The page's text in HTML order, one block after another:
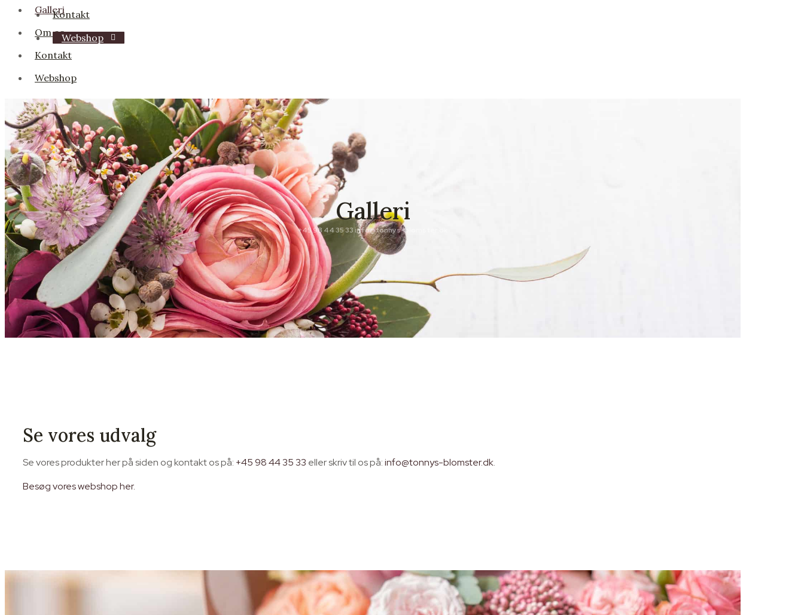
Kontakt
Webshop
Galleri
Om os
Kontakt
Webshop
Galleri
+45 98 44 35 33info@tonnys-blomster.dk
Se vores udvalg
Se vores produkter her på siden og kontakt os på: +45 98 44 35 33 eller skriv til os på:info@tonnys-blomster.dk.
Besøg vores webshop her.